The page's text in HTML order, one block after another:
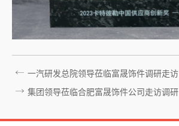
一汽研发总院领导莅临富晟饰件调研走访
集团领导莅临合肥富晟饰件公司走访调研